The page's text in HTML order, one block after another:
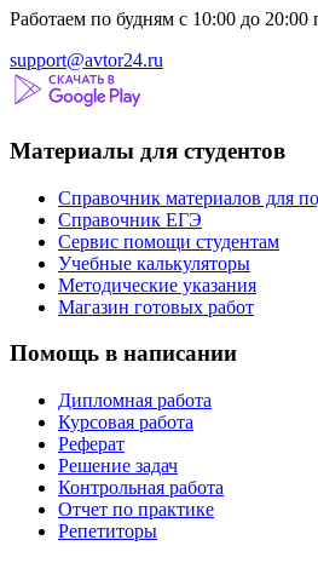
Работаем по будням с 10:00 до
support@avtor24.ru
Материалы для студентов
Справочник материалов для
Справочник ЕГЭ
Сервис помощи студентам
Учебные калькуляторы
Методические указания
Магазин готовых работ
Помощь в написании
Дипломная работа
Курсовая работа
Реферат
Решение задач
Контрольная работа
Отчет по практике
Репетиторы